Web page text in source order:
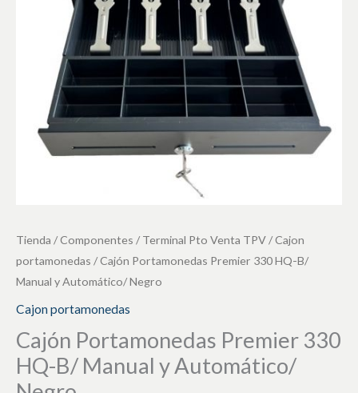
Tienda /Componentes /Terminal Pto Venta TPV/Cajon
portamonedas / Cajón Portamonedas Premier 330 HQ-B/
Manual y Automático/ Negro
Cajon portamonedas
Cajón Portamonedas Premier 330
HQ-B/ Manual y Automático/
Automático/
cantidad